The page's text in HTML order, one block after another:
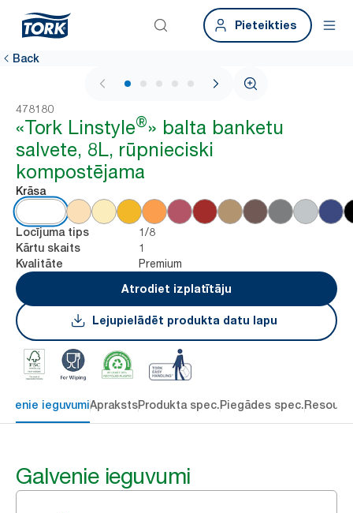
Pieteikties
Back
1 / 5
478180
«Tork Linstyle®» balta banketu
salvete, 8L, rūpnieciski
kompostējama
Krāsa
Locījuma tips 1/8
Kārtu skaits 1
Kvalitāte
Premium
Atrodiet izplatītāju
Lejupielādēt produkta datu lapu
ieguvumiAprakstsProdukta spec.Piegādes spec.
Galvenie ieguvumi